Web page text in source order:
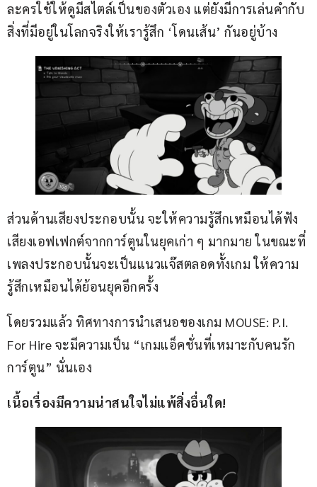
ละครใช้ให้ดูมีสไตล์เป็นของตัวเอง แต่ยังมีการเล่นคำกับ
สิ่งที่มีอยู่ในโลกจริงให้เรารู้สึก ‘โดนเส้น’ กันอยู่บ้าง
ส่วนด้านเสียงประกอบนั้น จะให้ความรู้สึกเหมือนได้ฟัง
เสียงเอฟเฟกต์จากการ์ตูนในยุคเก่า ๆ มากมาย ในขณะที่
เพลงประกอบนั้นจะเป็นแนวแจ๊สตลอดทั้งเกม ให้ความ
รู้สึกเหมือนได้ย้อนยุคอีกครั้ง
โดยรวมแล้ว ทิศทางการนำเสนอของเกม MOUSE: P.I.
For Hire จะมีความเป็น “เกมแอ็คชั่นที่เหมาะกับคนรัก
การ์ตูน” นั่นเอง
เนื้อเรื่องมีความน่าสนใจไม่แพ้สิ่งอื่นใด!